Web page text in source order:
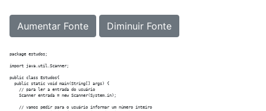
Aumentar Fonte Diminuir Fonte
package estudos;
import java.util.Scanner;
public class Estudos{
  public static void main(String[] args) {
    // para ler a entrada do usuário
    Scanner entrada = new Scanner(System.in);
    // vamos pedir para o usuário informar um número inteiro